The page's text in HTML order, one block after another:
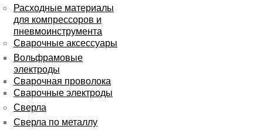
Расходные материалы
для компрессоров и
пневмоинструмента
Сварочные аксессуары
Вольфрамовые
электроды
Сварочная проволока
Сварочные электроды
Сверла
Сверла по металлу